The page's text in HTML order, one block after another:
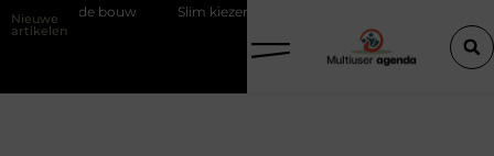
Nieuwe
artikelen
Slim kiezen voor wisselweer met een tussenjas